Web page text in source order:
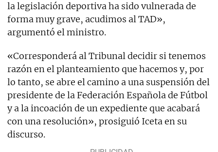
la legislación deportiva ha sido vulnerada de
forma muy grave, acudimos al TAD»,
argumentó el ministro.
«Corresponderá al Tribunal decidir si tenemos
razón en el planteamiento que hacemos y, por
lo tanto, se abre el camino a una suspensión del
presidente de la Federación Española de Fútbol
y a la incoación de un expediente que acabará
con una resolución», prosiguió Iceta en su
discurso.